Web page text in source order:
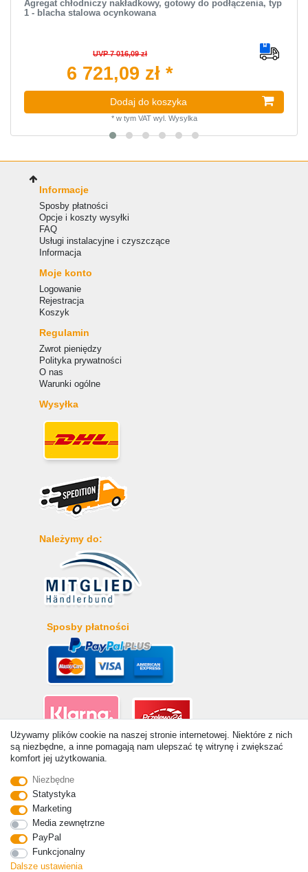
Agregat chłodniczy nakładkowy, gotowy do podłączenia, typ
1 - blacha stalowa ocynkowana
UVP 7 016,09 zł
6 721,09 zł *
Dodaj do koszyka
* w tym VATwyl. Wysylka
Informacje
Sposby płatności
Opcje i koszty wysyłki
FAQ
Usługi instalacyjne i czyszczące
Informacja
Moje konto
Logowanie
Rejestracja
Koszyk
Regulamin
Zwrot pieniędzy
Polityka prywatności
O nas
Warunki ogólne
Wysyłka
Należymy do:
Sposby płatności
© Copyright 2026 | Wszelkie prawa zastrzezone. - Ceny
artykułu | * Dotyczy dostaw do Polski!
Odstąp od umowy tutaj
Używamy plików cookie na naszej stronie internetowej. Niektóre z nich
są niezbędne, a inne pomagają nam ulepszać tę witrynę i zwiększać
komfort jej użytkowania.
Niezbędne
Statystyka
Marketing
Media zewnętrzne
PayPal
Funkcjonalny
Dalsze ustawienia